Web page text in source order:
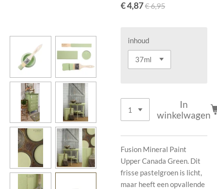
€ 4,87€ 6,95
inhoud
In
winkelwagen
Fusion Mineral Paint
Upper Canada Green. Dit
frisse pastelgroen is licht,
maar heeft een opvallende